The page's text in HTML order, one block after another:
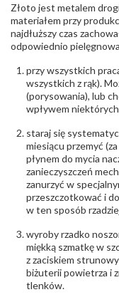
Rodzaje
kamieni:
Liczba kamieni:
Szlif kamieni:
(łącznie)
INNE PARAMETRY
odpowiedzialny:
Bezpieczeństwo
- rodzaj
ostrzeżenia:
Nie
,
Złoto jest metalem
materiałem przy
najdłuższy czas
odpowiednio
przy wszystkich
wszystkich z rąk).
(porysowania), lub
wpływem
staraj się
miesiącu przemyć
płynem do mycia
zanieczyszczeń
zanurzyć w
przeszczotkować i
w ten sposób
wyroby rzadko
miękką szmatkę w
z zaciskiem
biżuterii powietrza i
tlenków.